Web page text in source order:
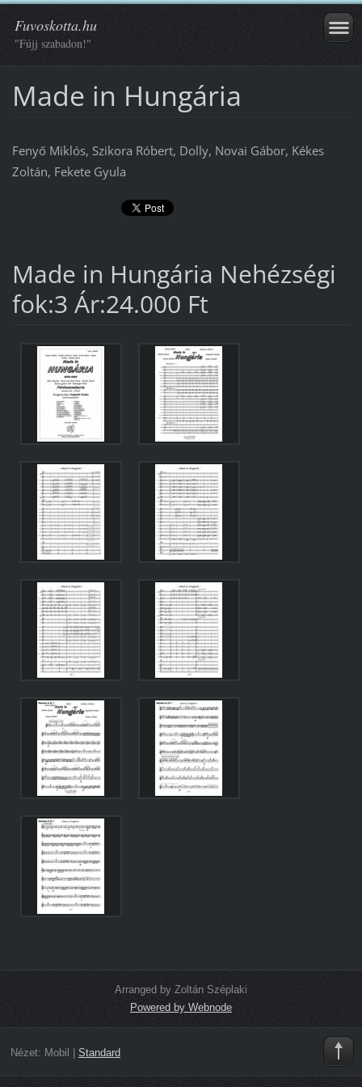
Fuvoskotta.hu
"Fújj szabadon!"
Made in Hungária
Fenyő Miklós, Szikora Róbert, Dolly, Novai Gábor, Kékes
Zoltán, Fekete Gyula
Made in Hungária Nehézségi
fok:3 Ár:24.000 Ft
Arranged by Zoltán Széplaki
Powered by Webnode
Nézet: Mobil | Standard